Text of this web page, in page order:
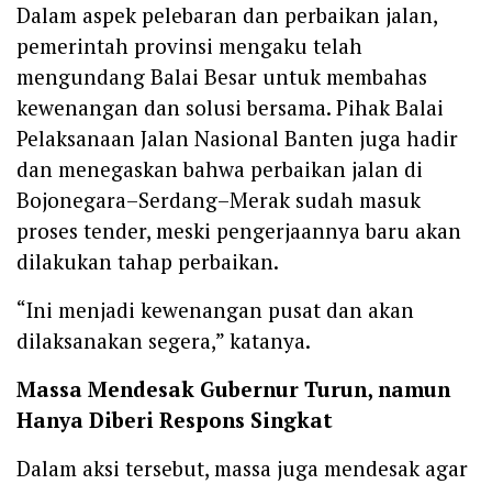
Dalam aspek pelebaran dan perbaikan jalan,
pemerintah provinsi mengaku telah
mengundang Balai Besar untuk membahas
kewenangan dan solusi bersama. Pihak Balai
Pelaksanaan Jalan Nasional Banten juga hadir
dan menegaskan bahwa perbaikan jalan di
Bojonegara–Serdang–Merak sudah masuk
proses tender, meski pengerjaannya baru akan
dilakukan tahap perbaikan.
“Ini menjadi kewenangan pusat dan akan
dilaksanakan segera,” katanya.
Massa Mendesak Gubernur Turun, namun
Hanya Diberi Respons Singkat
Dalam aksi tersebut, massa juga mendesak agar